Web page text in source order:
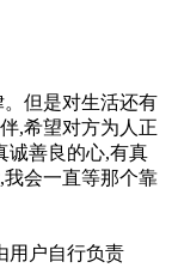
但是对生活还有
,希望对方为人正
诚善良的心,有真
会一直等那个靠
用户自行负责